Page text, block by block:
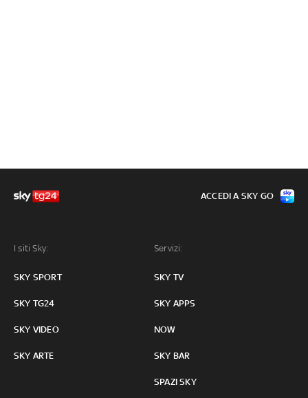
I siti Sky:
SKY SPORT
SKY TG24
SKY VIDEO
SKY ARTE
Servizi:
SKY TV
SKY APPS
NOW
SKY BAR
SPAZI SKY
ACCEDI A SKY GO